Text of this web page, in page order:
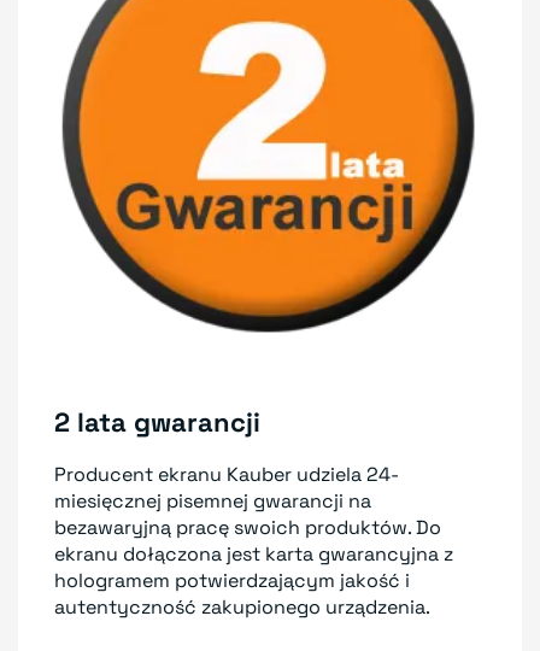
2 lata gwarancji
Producent ekranu Kauber udziela 24-
miesięcznej pisemnej gwarancji na
bezawaryjną pracę swoich produktów. Do
ekranu dołączona jest karta gwarancyjna z
hologramem potwierdzającym jakość i
autentyczność zakupionego urządzenia.